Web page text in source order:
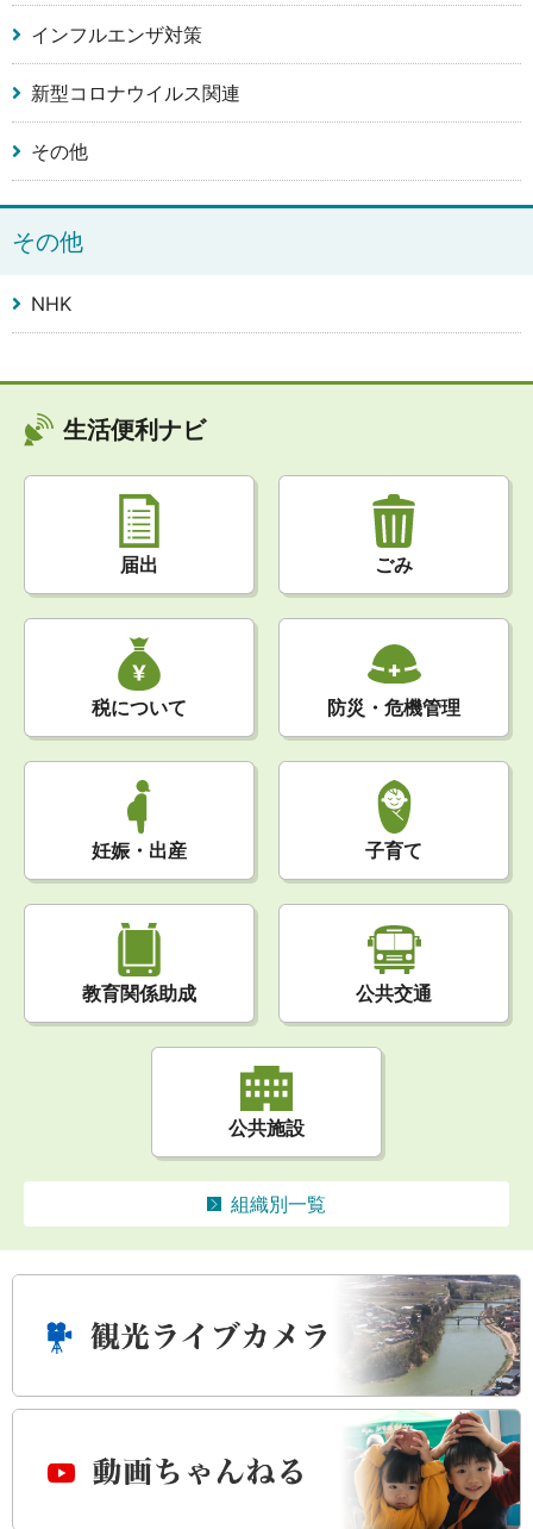
インフルエンザ対策
新型コロナウイルス関連
その他
その他
NHK
生活便利ナビ
届出 ごみ
税について 防災・危機管理
妊娠・出産 子育て
教育関係助成 公共交通
公共施設
組織別一覧